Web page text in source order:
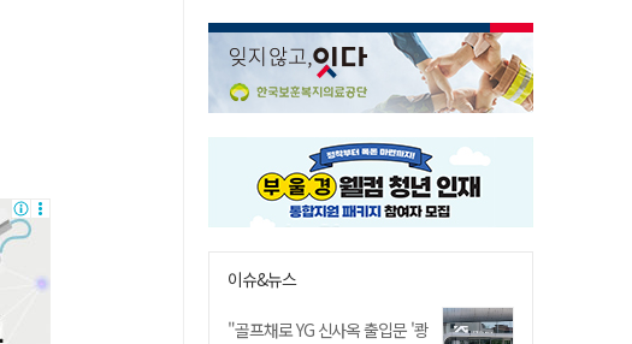
이슈&뉴스
"골프채로 YG 신사옥 출입문 '쾅